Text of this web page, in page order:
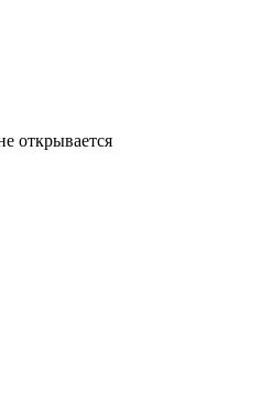
открывается